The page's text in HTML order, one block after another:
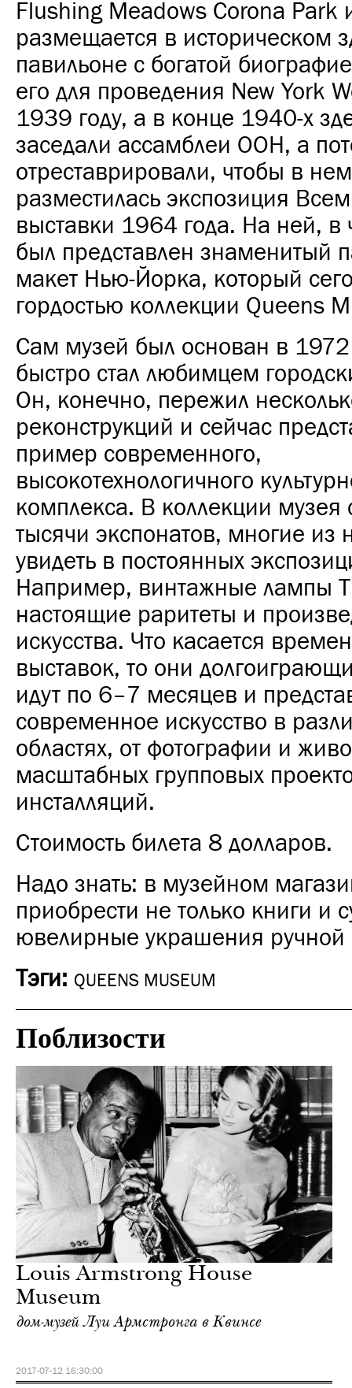
Flushing Meadows Corona Park
размещается в историческом
павильоне с богатой
его для проведения New York
1939 году, а в конце 1940-х
заседали ассамблеи ООН, а
отреставрировали, чтобы в нем
разместилась экспозиция
выставки 1964 года. На ней, в
был представлен знаменитый
макет Нью-Йорка, который
гордостью коллекции Queens
Сам музей был основан в 1972
быстро стал любимцем
Он, конечно, пережил
реконструкций и сейчас
пример современного,
высокотехнологичного
комплекса. В коллекции
тысячи экспонатов, многие из
увидеть в постоянных
Например, винтажные лампы
настоящие раритеты и
искусства. Что касается
выставок, то они
идут по 6–7 месяцев и
современное искусство в
областях, от фотографии и
масштабных групповых
инсталляций.
Стоимость билета 8 долларов.
Надо знать: в музейном
приобрести не только книги и
ювелирные украшения ручной
Тэги: QUEENS MUSEUM
Поблизости
Louis Armstrong House
Museum
дом-музей Луи Армстронга в Квинсе
2017-07-12 16:30:00